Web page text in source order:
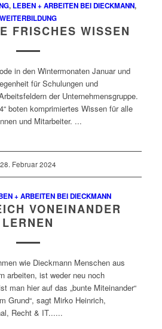
, LEBEN + ARBEITEN BEI DIECKMANN,
WEITERBILDUNG
FRISCHES WISSEN
in den Wintermonaten Januar und
für Schulungen und
der Unternehmensgruppe.
boten komprimiertes Wissen für alle
und Mitarbeiter. ...
28. Februar 2024
+ ARBEITEN BEI DIECKMANN
VONEINANDER
LERNEN
wie Dieckmann Menschen aus
arbeiten, ist weder neu noch
man hier auf das „bunte Miteinander“
Grund“, sagt Mirko Heinrich,
Recht & IT......